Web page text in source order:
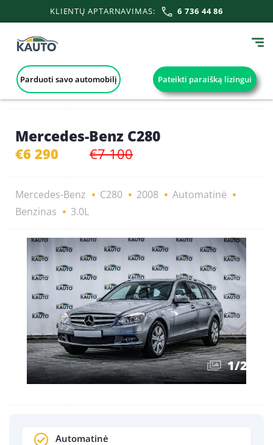
KLIENTŲ APTARNAVIMAS: 6 736 44 86
Parduoti savo automobilį Pateikti paraišką lizingui
Mercedes-Benz C280
€6 290 €7 100
Mercedes-Benz C280 2008
Automatinė
Benzinas
3.0L
1/23
Automatinė